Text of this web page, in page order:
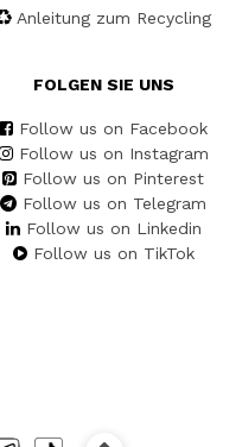
Anleitung zum Recycling
FOLGEN SIE UNS
Follow us on Facebook
Follow us on Instagram
Follow us on Pinterest
Follow us on Telegram
Follow us on Linkedin
Follow us on TikTok